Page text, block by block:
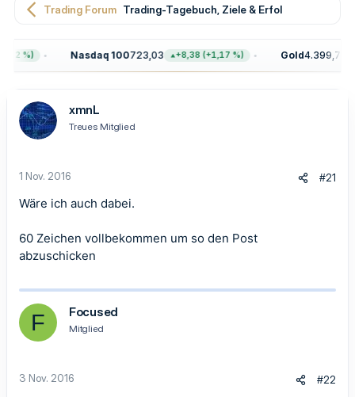
e
r
e
a
m
Trading Forum Trading-Tagebuch, Ziele & Erfolge
%) Nasdaq 100723,03 +8,38 (+1,17 %) Gold4.399,70
xmnL
Treues Mitglied
1 Nov. 2016 #21
Wäre ich auch dabei.
60 Zeichen vollbekommen um so den Post
abzuschicken
F Focused
Mitglied
3 Nov. 2016 #22